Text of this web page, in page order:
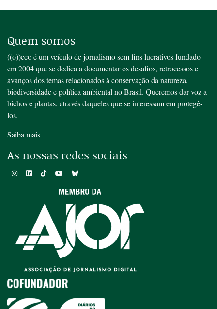
Quem somos
((o))eco é um veículo de jornalismo sem fins lucrativos fundado
em 2004 que se dedica a documentar os desafios, retrocessos e
avanços dos temas relacionados à conservação da natureza,
biodiversidade e política ambiental no Brasil. Queremos dar voz a
bichos e plantas, através daqueles que se interessam em protegê-
los.
Saiba mais
As nossas redes sociais